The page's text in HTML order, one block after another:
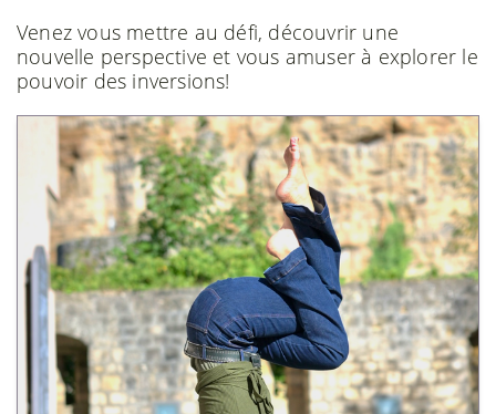
Venez vous mettre au défi, découvrir une
nouvelle perspective et vous amuser à explorer le
pouvoir des inversions!